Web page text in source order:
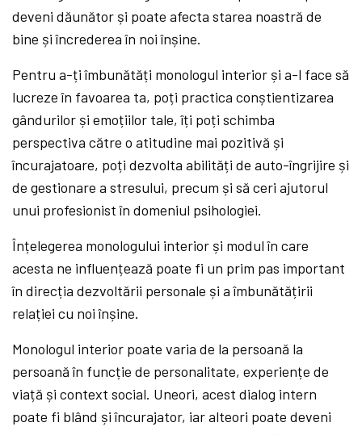
deveni dăunător și poate afecta starea noastră de
bine și încrederea în noi înșine.
Pentru a-ți îmbunătăți monologul interior și a-l face să
lucreze în favoarea ta, poți practica conștientizarea
gândurilor și emoțiilor tale, îți poți schimba
perspectiva către o atitudine mai pozitivă și
încurajatoare, poți dezvolta abilități de auto-îngrijire și
de gestionare a stresului, precum și să ceri ajutorul
unui profesionist în domeniul psihologiei.
Înțelegerea monologului interior și modul în care
acesta ne influențează poate fi un prim pas important
în direcția dezvoltării personale și a îmbunătățirii
relației cu noi înșine.
Monologul interior poate varia de la persoană la
persoană în funcție de personalitate, experiențe de
viață și context social. Uneori, acest dialog intern
poate fi blând și încurajator, iar alteori poate deveni